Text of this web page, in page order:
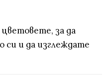
за да
и да изглеждате